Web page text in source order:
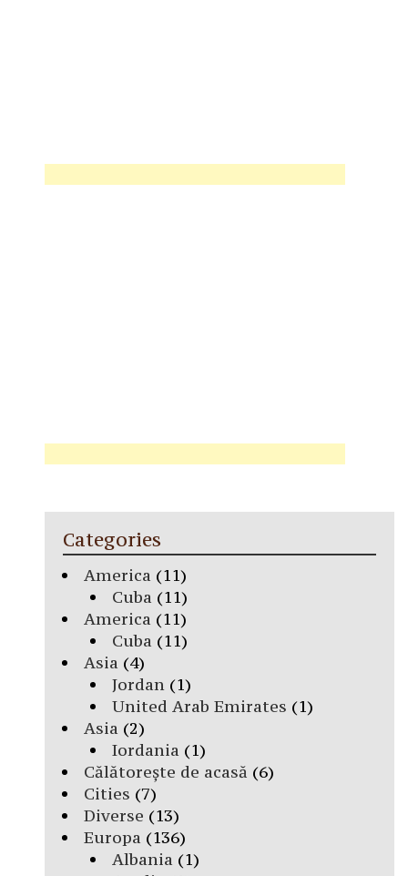
Categories
America (11)
Cuba (11)
America (11)
Cuba (11)
Asia (4)
Jordan(1)
United Arab Emirates (1)
Asia (2)
Iordania (1)
Călătorește de acasă (6)
Cities (7)
Diverse (13)
Europa (136)
Albania (1)